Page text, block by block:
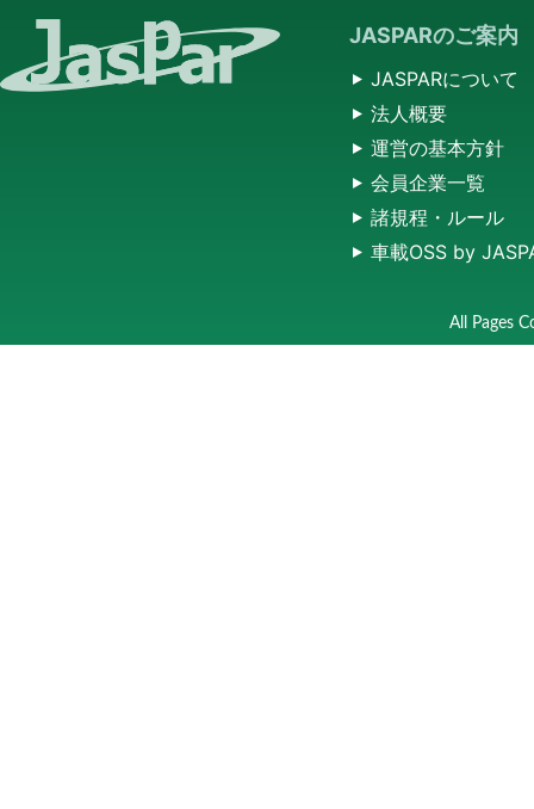
JASPARのご案内
JASPARについて
法人概要
運営の基本方針
会員企業一覧
諸規程・ルール
車載OSS by
All Pages